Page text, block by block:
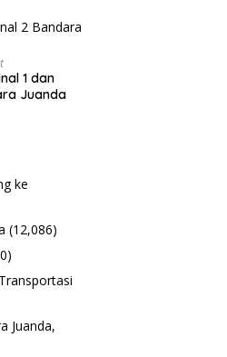
1 dan
Juanda
ke
(12,086)
Juanda,